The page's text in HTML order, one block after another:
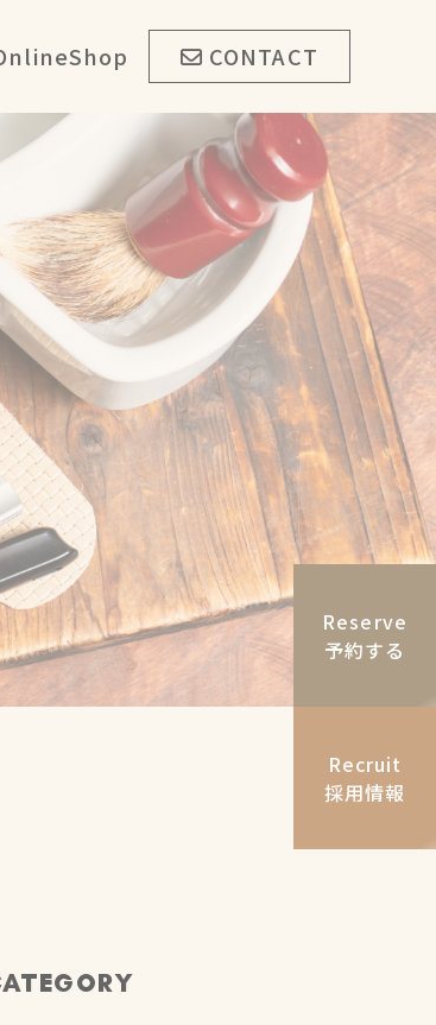
CONTACT
Reserve
予約する
Recruit
採用情報